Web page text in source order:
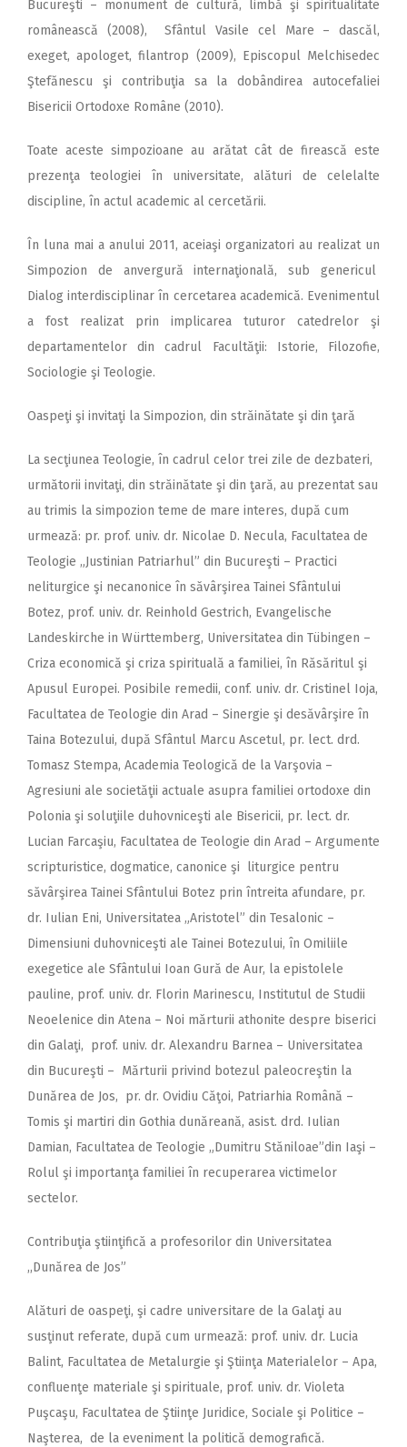
Bucureşti – monument de cultură, limbă şi spiritualitate
românească (2008), Sfântul Vasile cel Mare – dascăl,
exeget, apologet, filantrop (2009), Episcopul Melchisedec
Ştefănescu şi contribuţia sa la dobândirea autocefaliei
Bisericii Ortodoxe Române (2010).
Toate aceste simpozioane au arătat cât de firească este
prezenţa teologiei în universitate, alături de celelalte
discipline, în actul academic al cercetării.
În luna mai a anului 2011, aceiaşi organizatori au realizat un
Simpozion de anvergură internaţională, sub genericul
Dialog interdisciplinar în cercetarea academică. Evenimentul
a fost realizat prin implicarea tuturor catedrelor şi
departamentelor din cadrul Facultăţii: Istorie, Filozofie,
Sociologie şi Teologie.
Oaspeţi şi invitaţi la Simpozion, din străinătate şi din ţară
La secţiunea Teologie, în cadrul celor trei zile de dezbateri,
următorii invitaţi, din străinătate şi din ţară, au prezentat sau
au trimis la simpozion teme de mare interes, după cum
urmează: pr. prof. univ. dr. Nicolae D. Necula, Facultatea de
Teologie „Justinian Patriarhul” din Bucureşti – Practici
neliturgice şi necanonice în săvârşirea Tainei Sfântului
Botez, prof. univ. dr. Reinhold Gestrich, Evangelische
Landeskirche in Württemberg, Universitatea din Tübingen –
Criza economică şi criza spirituală a familiei, în Răsăritul şi
Apusul Europei. Posibile remedii, conf. univ. dr. Cristinel Ioja,
Facultatea de Teologie din Arad – Sinergie şi desăvârşire în
Taina Botezului, după Sfântul Marcu Ascetul, pr. lect. drd.
Tomasz Stempa, Academia Teologică de la Varşovia –
Agresiuni ale societăţii actuale asupra familiei ortodoxe din
Polonia şi soluţiile duhovniceşti ale Bisericii, pr. lect. dr.
Lucian Farcaşiu, Facultatea de Teologie din Arad – Argumente
scripturistice, dogmatice, canonice şi liturgice pentru
săvârşirea Tainei Sfântului Botez prin întreita afundare, pr.
dr. Iulian Eni, Universitatea „Aristotel” din Tesalonic –
Dimensiuni duhovniceşti ale Tainei Botezului, în Omiliile
exegetice ale Sfântului Ioan Gură de Aur, la epistolele
pauline, prof. univ. dr. Florin Marinescu, Institutul de Studii
Neoelenice din Atena – Noi mărturii athonite despre biserici
din Galaţi, prof. univ. dr. Alexandru Barnea – Universitatea
din Bucureşti – Mărturii privind botezul paleocreştin la
Dunărea de Jos, pr. dr. Ovidiu Căţoi, Patriarhia Română –
Tomis şi martiri din Gothia dunăreană, asist. drd. Iulian
Damian, Facultatea de Teologie „Dumitru Stăniloae”din Iaşi –
Rolul şi importanţa familiei în recuperarea victimelor
sectelor.
Contribuţia ştiinţifică a profesorilor din Universitatea
,,Dunărea de Jos”
Alături de oaspeţi, şi cadre universitare de la Galaţi au
susţinut referate, după cum urmează: prof. univ. dr. Lucia
Balint, Facultatea de Metalurgie şi Ştiinţa Materialelor – Apa,
confluenţe materiale şi spirituale, prof. univ. dr. Violeta
Puşcaşu, Facultatea de Ştiinţe Juridice, Sociale şi Politice –
Naşterea, de la eveniment la politică demografică.